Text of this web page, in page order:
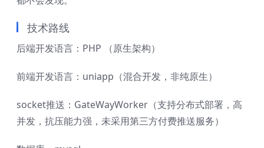
技术路线
后端开发语言：PHP （原生架构）
前端开发语言：uniapp（混合开发，非纯原生）
socket推送：GateWayWorker（支持分布式部署，高
并发，抗压能力强，未采用第三方付费推送服务）